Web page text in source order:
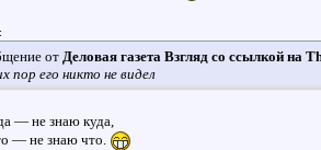
отДеловая газета Взгляд со ссылкой на
пор его никто не видел
— не знаю куда,
— не знаю что.